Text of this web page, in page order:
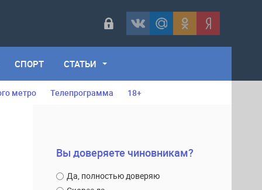
СПОРТ СТАТЬИ
метро Телепрограмма 18+
Вы доверяете чиновникам?
Да, полностью доверяю